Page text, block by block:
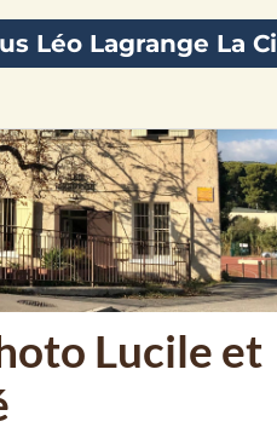
Léo Lagrange La
Lucile et